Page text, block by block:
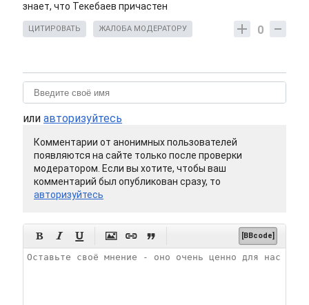
знает, что Текебаев причастен
0
ЦИТИРОВАТЬ ЖАЛОБА МОДЕРАТОРУ
или авторизуйтесь
Комментарии от анонимных пользователей
появляются на сайте только после проверки
модератором. Если вы хотите, чтобы ваш
комментарий был опубликован сразу, то
авторизуйтесь
      [BBcode]